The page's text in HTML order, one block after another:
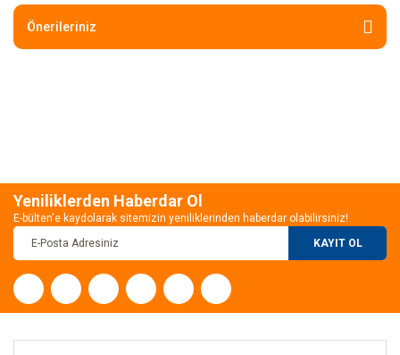
Önerileriniz
Yeniliklerden Haberdar Ol
E-bülten'e kaydolarak sitemizin yeniliklerinden haberdar olabilirsiniz!
KAYIT OL